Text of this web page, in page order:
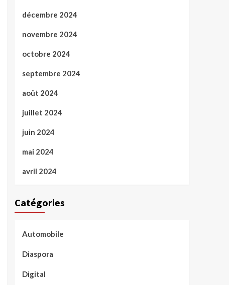
décembre 2024
novembre 2024
octobre 2024
septembre 2024
août 2024
juillet 2024
juin 2024
mai 2024
avril 2024
Catégories
Automobile
Diaspora
Digital